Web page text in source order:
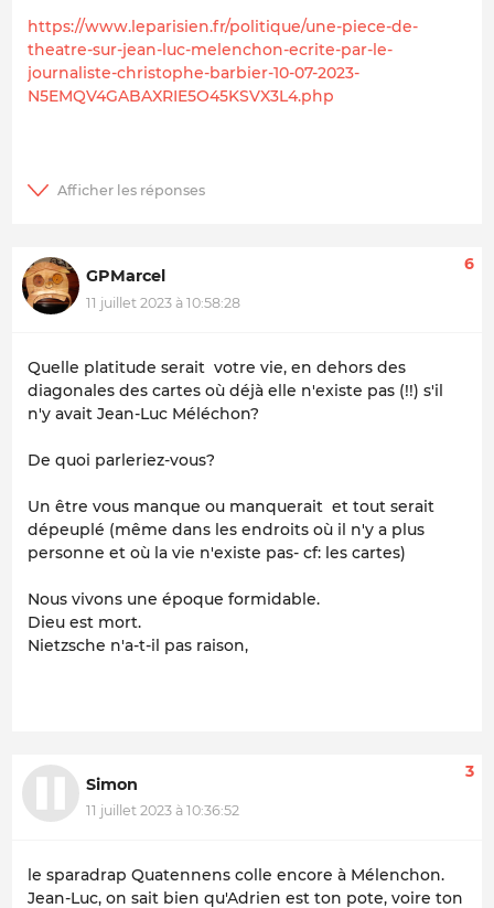
https://www.leparisien.fr/politique/une-piece-de-
theatre-sur-jean-luc-melenchon-ecrite-par-le-
journaliste-christophe-barbier-10-07-2023-
N5EMQV4GABAXRIE5O45KSVX3L4.php
GPMarcel
11 juillet 2023 à 10:58:28
6
Quelle platitude serait votre vie, en dehors des
diagonales des cartes où déjà elle n'existe pas (!!) s'il
n'y avait Jean-Luc Méléchon?
De quoi parleriez-vous?
Un être vous manque ou manquerait et tout serait
dépeuplé (même dans les endroits où il n'y a plus
personne et où la vie n'existe pas- cf: les cartes)
Nous vivons une époque formidable.
Dieu est mort.
Nietzsche n'a-t-il pas raison,
Simon
11 juillet 2023 à 10:36:52
3
le sparadrap Quatennens colle encore à Mélenchon.
Jean-Luc, on sait bien qu'Adrien est ton pote, voire ton